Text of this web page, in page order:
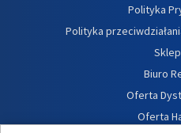
Polityka
Polityka
Sklep
Biuro
Oferta
Oferta